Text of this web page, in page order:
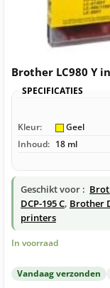
Brother LC980 Y
SPECIFICATIES
Kleur: Geel
Inhoud: 18 ml
Geschikt voor :
DCP-195 C, Brother
printers
In voorraad
Vandaag verzonden